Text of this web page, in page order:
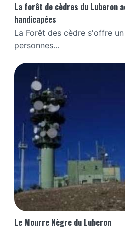
La forêt de cèdres du Luberon
handicapées
La Forêt des cèdre s'offre
personnes...
Le Mourre Nègre du Luberon